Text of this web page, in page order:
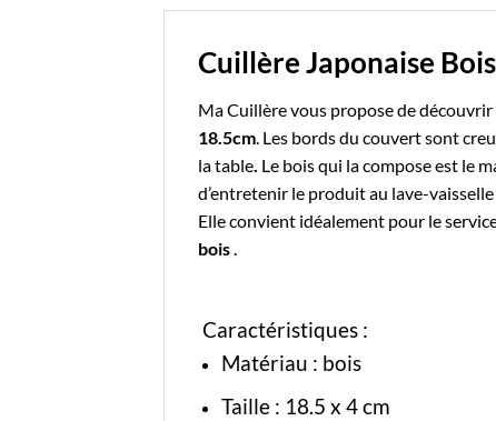
Cuillère Japonaise
Ma Cuillèrevous propose de découvrir
18.5cm. Les bords du couvert sont
la table. Le boisqui la compose est le
d’entretenir le produit au lave-
Elle convient idéalement pour le
bois.
Caractéristiques :
Matériau : bois
Taille : 18.5 x 4 cm